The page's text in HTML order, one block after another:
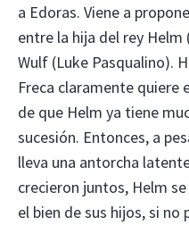
a Edoras. Viene a
entre la hija del rey Helm
Wulf (Luke Pasqualino).
Freca claramente quiere
de que Helm ya tiene
sucesión. Entonces, a
lleva una antorcha
crecieron juntos, Helm
el bien de sus hijos, si no